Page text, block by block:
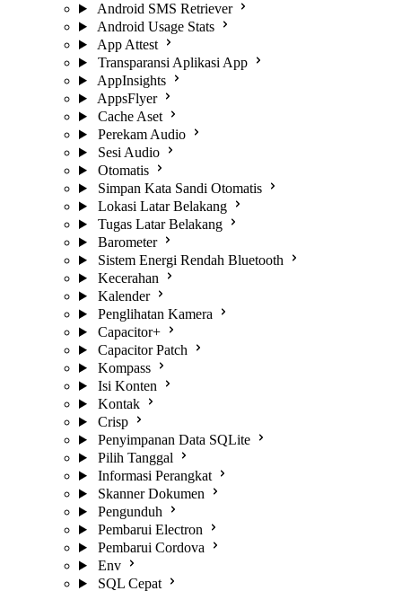
Android SMS Retriever
Android Usage Stats
App Attest
Transparansi Aplikasi App
AppInsights
AppsFlyer
Cache Aset
Perekam Audio
Sesi Audio
Otomatis
Simpan Kata Sandi Otomatis
Lokasi Latar Belakang
Tugas Latar Belakang
Barometer
Sistem Energi Rendah Bluetooth
Kecerahan
Kalender
Penglihatan Kamera
Capacitor+
Capacitor Patch
Kompass
Isi Konten
Kontak
Crisp
Penyimpanan Data SQLite
Pilih Tanggal
Informasi Perangkat
Skanner Dokumen
Pengunduh
Pembarui Electron
Pembarui Cordova
Env
SQL Cepat